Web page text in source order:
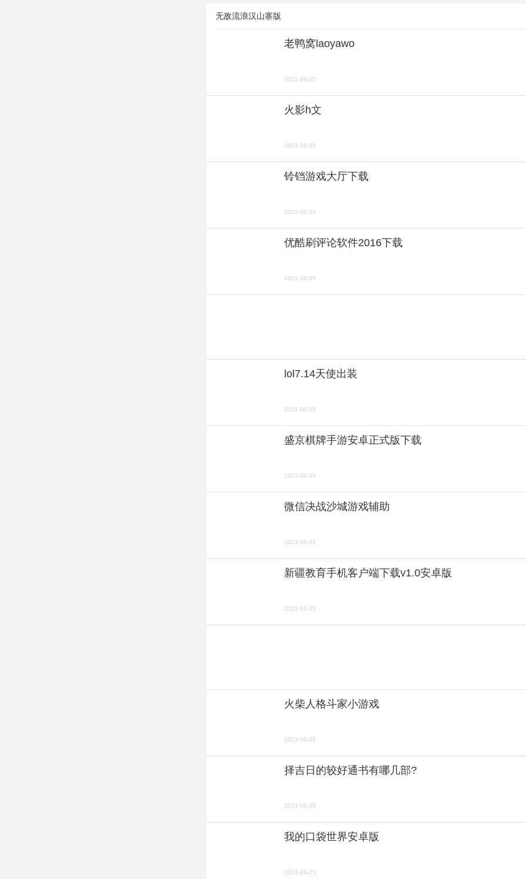
无敌流浪汉山寨版
老鸭窝laoyawo
2021-06-25
火影h文
2021-06-25
铃铛游戏大厅下载
2021-06-25
优酷刷评论软件2016下载
2021-06-25
lol7.14天使出装
2021-06-25
盛京棋牌手游安卓正式版下载
2021-06-25
微信决战沙城游戏辅助
2021-06-25
新疆教育手机客户端下载v1.0安卓版
2021-06-25
火柴人格斗家小游戏
2021-06-25
择吉日的较好通书有哪几部?
2021-06-25
我的口袋世界安卓版
2021-06-25